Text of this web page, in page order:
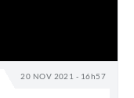
20 NOV 2021 - 16h57